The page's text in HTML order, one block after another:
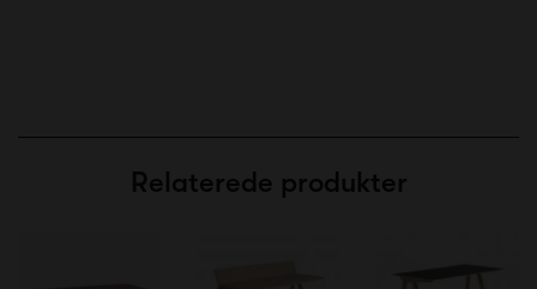
Relaterede produkter